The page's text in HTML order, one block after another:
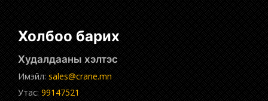
Холбоо барих
Худалдааны хэлтэс
Имэйл: sales@crane.mn
Утас: 99147521